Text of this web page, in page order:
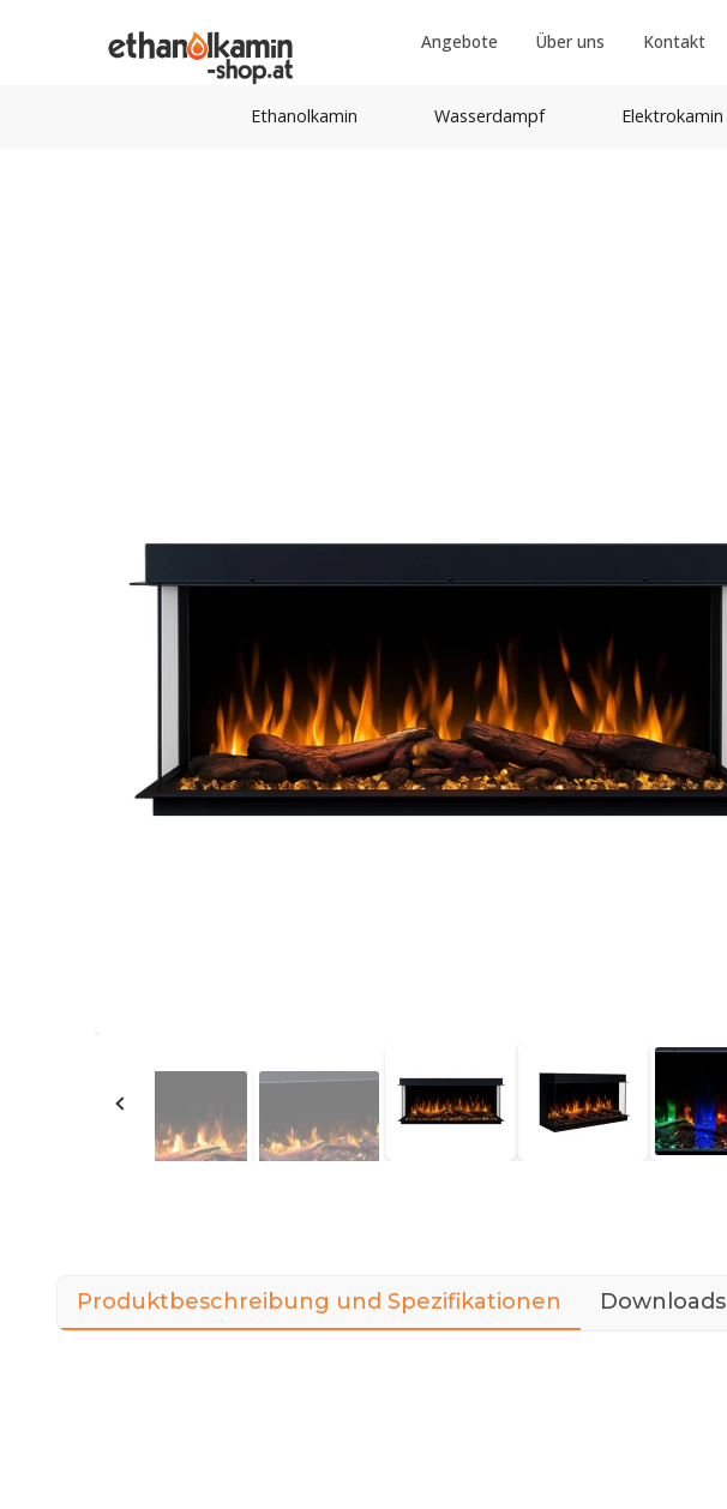
Angebote Über uns Kontakt
Ethanolkamin Wasserdampf Elektrokamin
Produktbeschreibung und Spezifikationen Downloads